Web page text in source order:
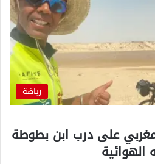
رياضة
على درب ابن بطوطة
الهوائية